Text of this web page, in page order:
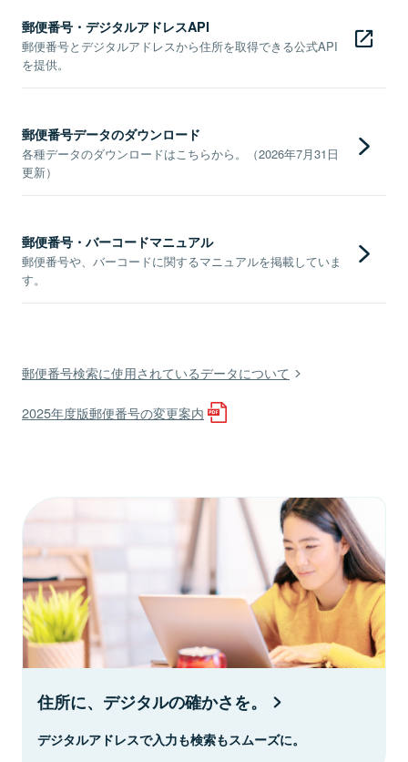
郵便番号・デジタルアドレスAPI
郵便番号とデジタルアドレスから住所を取得できる公式API
を提供。
郵便番号データのダウンロード
各種データのダウンロードはこちらから。（2026年7月31日
更新）
郵便番号・バーコードマニュアル
郵便番号や、バーコードに関するマニュアルを掲載していま
す。
郵便番号検索に使用されているデータについて
2025年度版郵便番号の変更案内
住所に、デジタルの確かさを。
デジタルアドレスで入力も検索もスムーズに。